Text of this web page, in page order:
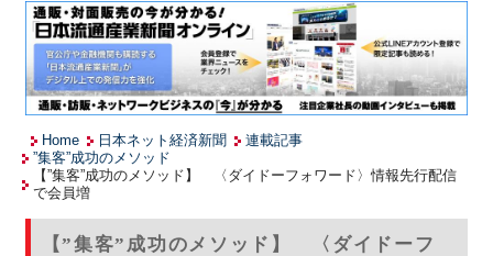
Home 日本ネット経済新聞
連載記事
”集客”成功のメソッド
【”集客”成功のメソッド】 〈ダイドーフォワード〉情報先行配信
で会員増
【”集客”成功のメソッド】 〈ダイドーフ